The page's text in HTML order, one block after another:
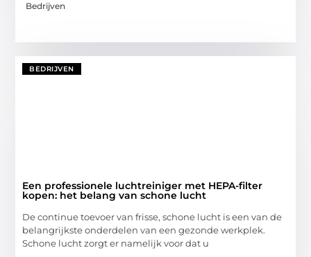
Bedrijven
BEDRIJVEN
Een professionele luchtreiniger met HEPA-filter
kopen: het belang van schone lucht
De continue toevoer van frisse, schone lucht is een van de
belangrijkste onderdelen van een gezonde werkplek.
Schone lucht zorgt er namelijk voor dat u